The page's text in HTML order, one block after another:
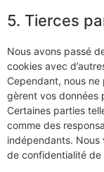
5. Tierces
Nous avons passé
cookies avec
Cependant, nous
gèrent vos données
Certaines parties
comme des
indépendants. Nous
de confidentialité de